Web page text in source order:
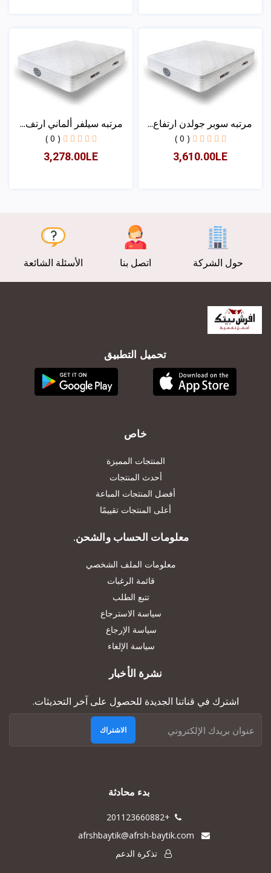
مرتبه سوبر جولدن ارتفاع...
( 0 )
3,610.00LE
مرتبه سيلفر ألماني ارتف...
( 0 )
3,278.00LE
حول الشركة اتصل بنا الأسئلة الشائعة
تحميل التطبيق
خاص
المنتجات المميزة
أحدث المنتجات
أفضل المنتجات المباعة
أعلى المنتجات تقييمًا
معلومات الحساب والشحن.
معلومات الملف الشخصي
قائمة الرغبات
تتبع الطلب
سياسة الاسترجاع
سياسة الإرجاع
سياسة الإلغاء
نشرة الأخبار
اشترك في قناتنا الجديدة للحصول على آخر التحديثات.
الاشتراك
بدء محادثة
+201123660882
afrshbaytik@afrsh-baytik.com
تذكرة الدعم